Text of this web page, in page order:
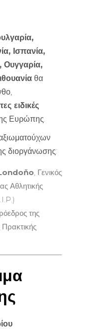
Ισπανία,
θα
ειδικές
Ευρώπης.
διοργάνωσης:
, Γενικός
Αθλητικής
της